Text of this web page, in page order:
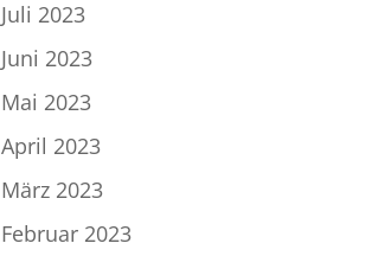
Juli 2023
Juni 2023
Mai 2023
April 2023
März 2023
Februar 2023